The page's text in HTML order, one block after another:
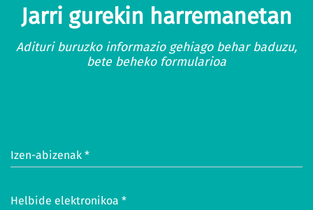
Jarri gurekin harremanetan
Adituri buruzko informazio gehiago behar baduzu,
bete beheko formularioa
Izen-abizenak *
Helbide elektronikoa *